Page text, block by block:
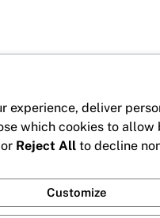
experience, deliver
which cookies to
Reject All to decline
Customize